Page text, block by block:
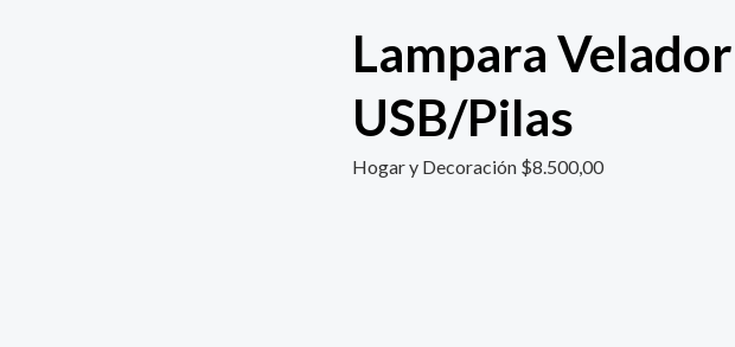
Lampara
USB/Pilas
Hogar y Decoración $8.500,00